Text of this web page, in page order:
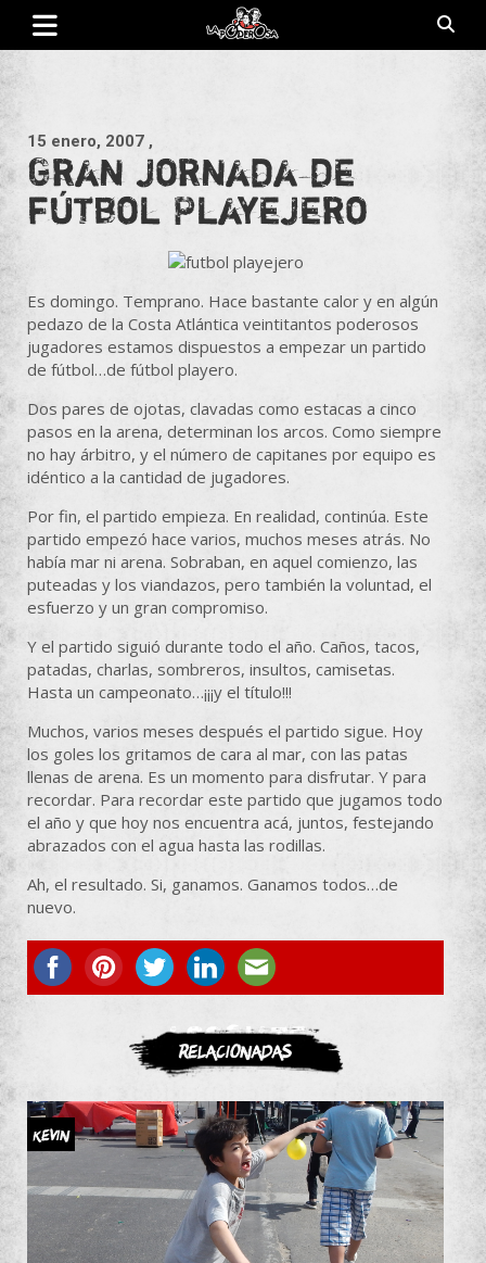
Saltar
contenido
15 enero, 2007 ,
Gran jornada de
fútbol Playejero
Es domingo. Temprano. Hace bastante calor y en algún
pedazo de la Costa Atlántica veintitantos poderosos
jugadores estamos dispuestos a empezar un partido
de fútbol…de fútbol playero.
Dos pares de ojotas, clavadas como estacas a cinco
pasos en la arena, determinan los arcos. Como siempre
no hay árbitro, y el número de capitanes por equipo es
idéntico a la cantidad de jugadores.
Por fin, el partido empieza. En realidad, continúa. Este
partido empezó hace varios, muchos meses atrás. No
había mar ni arena. Sobraban, en aquel comienzo, las
puteadas y los viandazos, pero también la voluntad, el
esfuerzo y un gran compromiso.
Y el partido siguió durante todo el año. Caños, tacos,
patadas, charlas, sombreros, insultos, camisetas.
Hasta un campeonato…¡¡¡y el título!!!
Muchos, varios meses después el partido sigue. Hoy
los goles los gritamos de cara al mar, con las patas
llenas de arena. Es un momento para disfrutar. Y para
recordar. Para recordar este partido que jugamos todo
el año y que hoy nos encuentra acá, juntos, festejando
abrazados con el agua hasta las rodillas.
Ah, el resultado. Si, ganamos. Ganamos todos…de
nuevo.
ASOCIATE
Relacionadas
Kevin